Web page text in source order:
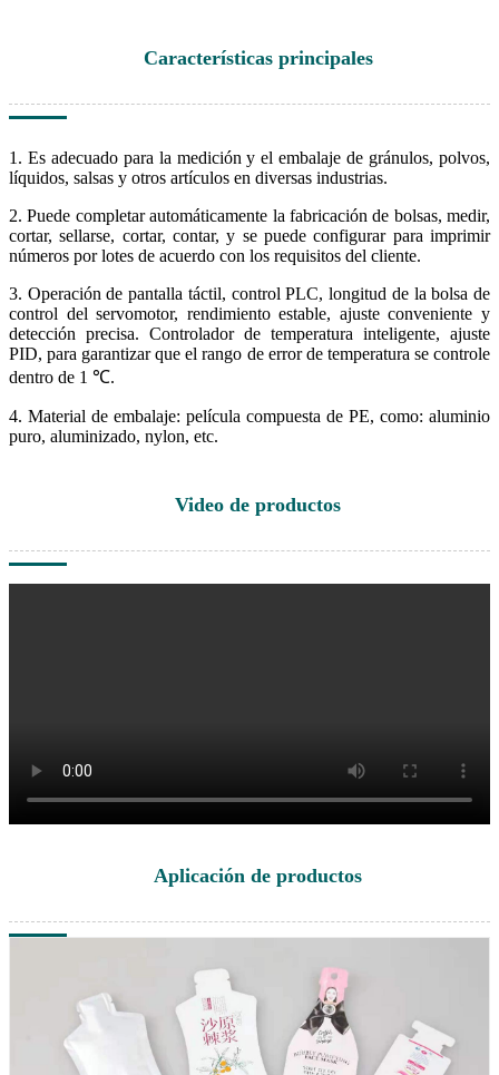
Características principales
1. Es adecuado para la medición y el embalaje de gránulos, polvos,
líquidos, salsas y otros artículos en diversas industrias.
2. Puede completar automáticamente la fabricación de bolsas, medir,
cortar, sellarse, cortar, contar, y se puede configurar para imprimir
números por lotes de acuerdo con los requisitos del cliente.
3. Operación de pantalla táctil, control PLC, longitud de la bolsa de
control del servomotor, rendimiento estable, ajuste conveniente y
detección precisa. Controlador de temperatura inteligente, ajuste
PID, para garantizar que el rango de error de temperatura se controle
dentro de 1 ℃.
4. Material de embalaje: película compuesta de PE, como: aluminio
puro, aluminizado, nylon, etc.
Video de productos
Aplicación de productos